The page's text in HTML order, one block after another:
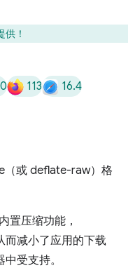
！
113 16.4
（或 deflate-raw）格
置压缩功能，
而减小了应用的下载
受支持。